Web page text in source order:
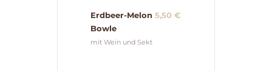
Erdbeer-Melonen
Bowle
5,50 €
mit Wein und Sekt